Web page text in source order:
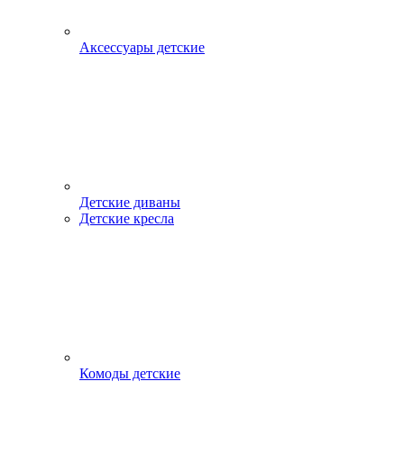
Аксессуары детские
Детские диваны
Детские кресла
Комоды детские